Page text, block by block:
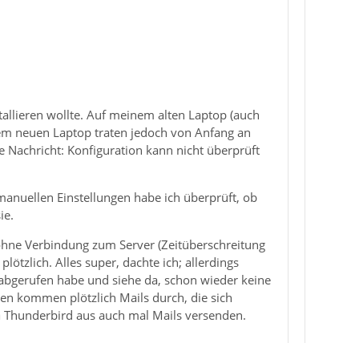
wollte. Auf meinem alten Laptop (auch
neuen Laptop traten jedoch von Anfang an
Nachricht: Konfiguration kann nicht überprüft
Einstellungen habe ich überprüft, ob
Verbindung zum Server (Zeitüberschreitung
Alles super, dachte ich; allerdings
habe und siehe da, schon wieder keine
kommen plötzlich Mails durch, die sich
aus auch mal Mails versenden.